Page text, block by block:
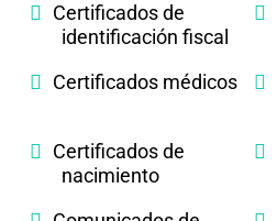
Certificados de
identificación fiscal
Certificados médicos
Certificados de
nacimiento